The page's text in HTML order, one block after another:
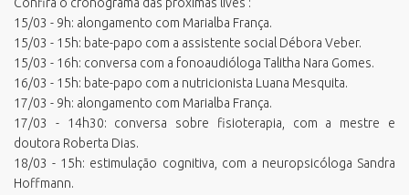
15/03 - 9h: alongamento com Marialba França.
15/03 - 15h: bate-papo com a assistente social Débora Veber.
15/03 - 16h: conversa com a fonoaudióloga Talitha Nara Gomes.
16/03 - 15h: bate-papo com a nutricionista Luana Mesquita.
17/03 - 9h: alongamento com Marialba França.
17/03 - 14h30: conversa sobre fisioterapia, com a mestre e
doutora Roberta Dias.
18/03 - 15h: estimulação cognitiva, com a neuropsicóloga Sandra
Hoffmann.